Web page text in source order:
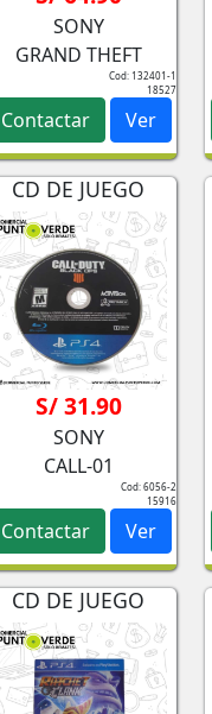
SONY
GRAND THEFT
Cod: 132401-1
18527
Contactar Ver
CD DE JUEGO
S/ 31.90
SONY
CALL-01
Cod: 6056-2
15916
Contactar Ver
CD DE JUEGO